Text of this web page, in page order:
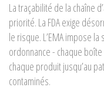
La traçabilité de la chaîne
priorité. La FDA exige
le risque. L’EMA impose
ordonnance - chaque
chaque produit jusqu’au
contaminés.